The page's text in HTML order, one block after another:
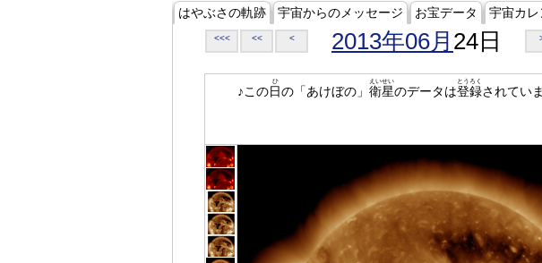
はやぶさの軌跡 宇宙からのメッセージ お宝データ 宇宙カレ
<<< << < 2013年06月 24日
♪この日
ひ
の「あけぼの」 衛星
えいせい
のデータは登録
とうろく
されてい